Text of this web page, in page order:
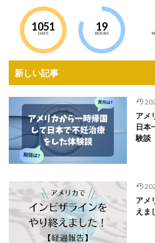
1051
DAYS
19
HOURS
新しい記事
アメ
日本
験談
アメ
えま